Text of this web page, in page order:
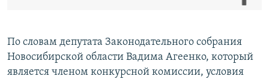
По словам депутата Законодательного собрания
Новосибирской области Вадима Агеенко, который
является членом конкурсной комиссии, условия